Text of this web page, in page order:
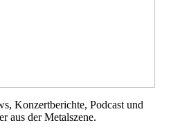
Konzertberichte, Podcast und
aus der Metalszene.